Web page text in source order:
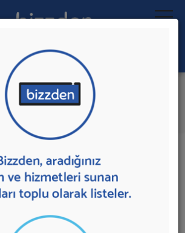
Ara:
İlk 2 Firmadan Teklif İste
2 sonuç bulundu.